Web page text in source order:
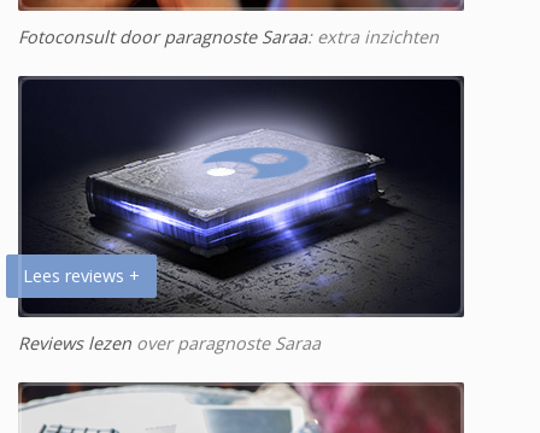
Fotoconsult door paragnoste Saraa: extra inzichten
Lees reviews +
Reviews lezen over paragnoste Saraa